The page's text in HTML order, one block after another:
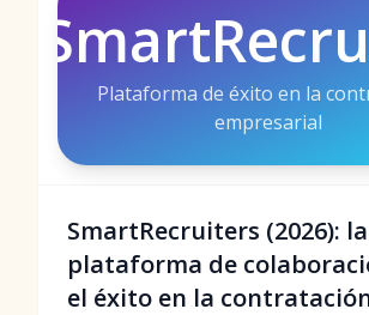
Plataforma de éxito en la
empresarial
SmartRecruiters (2026): la
plataforma de
el éxito en la